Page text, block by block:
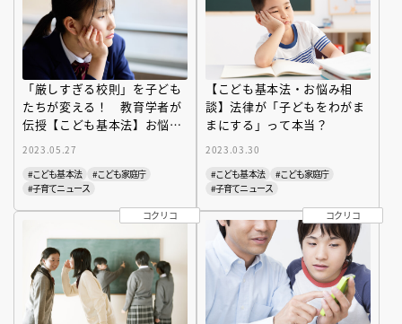
「厳しすぎる校則」を子ども
たちが変える！ 教育学者が
伝授【こども基本法】お悩み
2023.05.27
#こども基本法
#こども家庭庁
#子育てニュース
【こども基本法・お悩み相
談】法律が「子どもをわがま
まにする」って本当？​
2023.03.30
#こども基本法
#こども家庭庁
#子育てニュース
コクリコ
コクリコ